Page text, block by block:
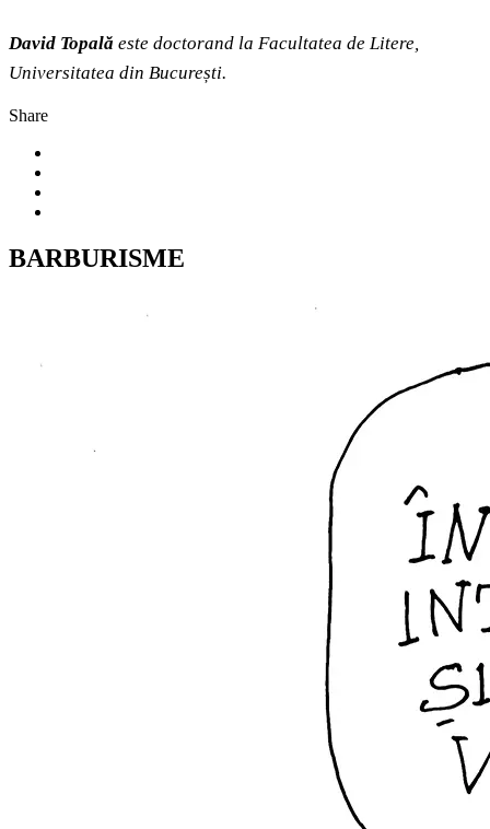
David Topală este doctorand la Facultatea de Litere,
Universitatea din București.
Share
BARBURISME